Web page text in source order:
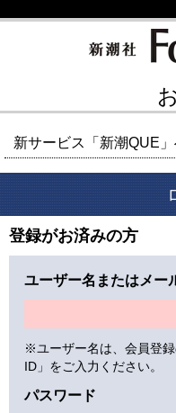
新サービス「新潮QUE
登録がお済みの方
ユーザー名またはメー
※ユーザー名は、会員登
ID」をご入力ください。
パスワード